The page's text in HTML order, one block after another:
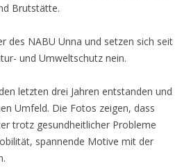
Brutstätte.
des NABU Unna und setzen sich seit
und Umweltschutz nein.
letzten drei Jahren entstanden und
Umfeld. Die Fotos zeigen, dass
trotz gesundheitlicher Probleme
spannende Motive mit der